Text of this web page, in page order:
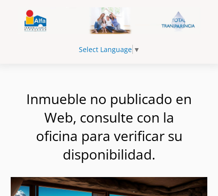
Select Language ▼
Inmueble no publicado en
Web, consulte con la
oficina para verificar su
disponibilidad.